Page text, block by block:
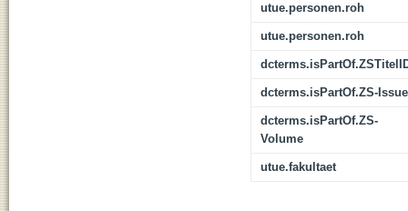
utue.personen.roh
utue.personen.roh
dcterms.isPartOf.ZS-Issue
dcterms.isPartOf.ZS-
Volume
utue.fakultaet